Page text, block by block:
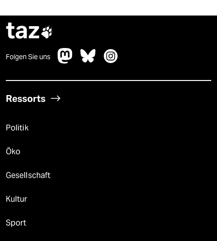
taz
Folgen Sie uns
Ressorts
Politik
Öko
Gesellschaft
Kultur
Sport